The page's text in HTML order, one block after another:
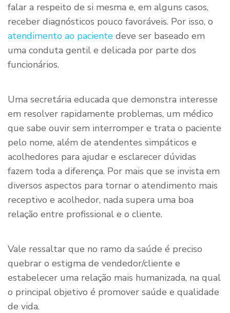
falar a respeito de si mesma e, em alguns casos,
receber diagnósticos pouco favoráveis. Por isso, o
atendimento ao paciente deve ser baseado em
uma conduta gentil e delicada por parte dos
funcionários.
Uma secretária educada que demonstra interesse
em resolver rapidamente problemas, um médico
que sabe ouvir sem interromper e trata o paciente
pelo nome, além de atendentes simpáticos e
acolhedores para ajudar e esclarecer dúvidas
fazem toda a diferença. Por mais que se invista em
diversos aspectos para tornar o atendimento mais
receptivo e acolhedor, nada supera uma boa
relação entre profissional e o cliente.
Vale ressaltar que no ramo da saúde é preciso
quebrar o estigma de vendedor/cliente e
estabelecer uma relação mais humanizada, na qual
o principal objetivo é promover saúde e qualidade
de vida.